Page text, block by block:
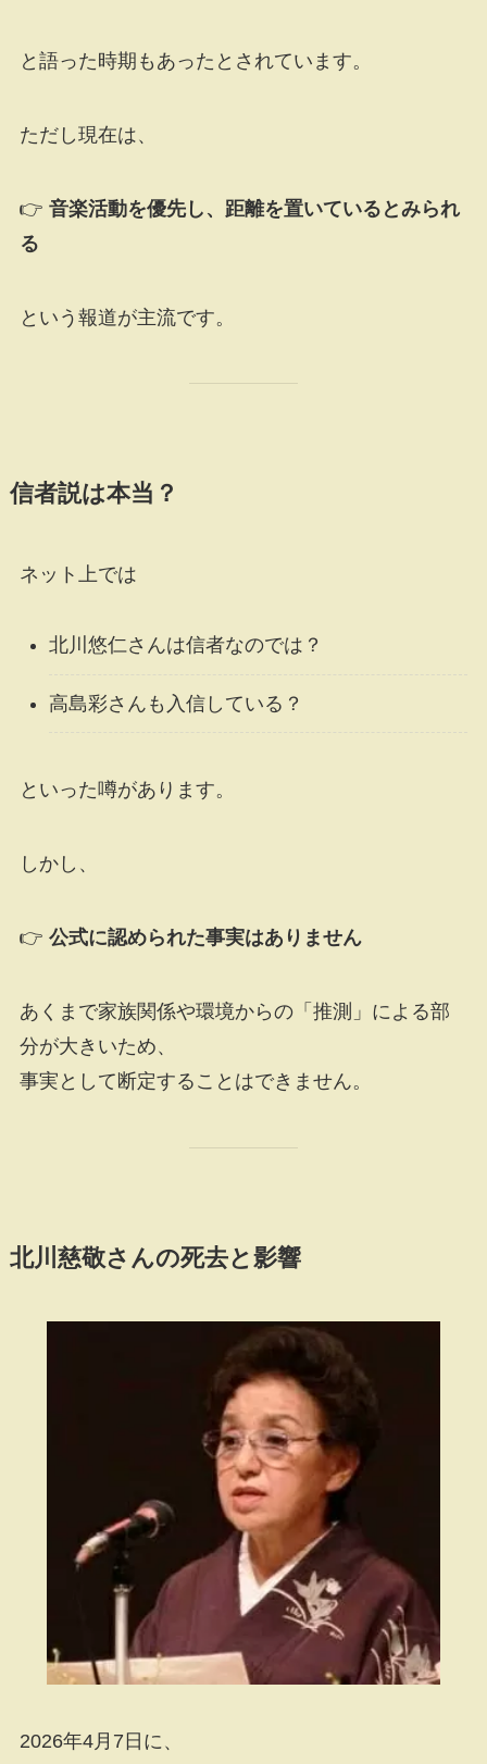
と語った時期もあったとされています。
ただし現在は、
👉 音楽活動を優先し、距離を置いているとみられ
る
という報道が主流です。
信者説は本当？
ネット上では
北川悠仁さんは信者なのでは？
高島彩さんも入信している？
といった噂があります。
しかし、
👉 公式に認められた事実はありません
あくまで家族関係や環境からの「推測」による部
分が大きいため、
事実として断定することはできません。
北川慈敬さんの死去と影響
2026年4月7日に、